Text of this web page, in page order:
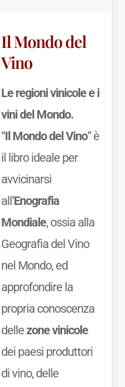
Il Mondo del
Vino
Le regioni vinicole e i
vini del Mondo.
“Il Mondo del Vino” è
il libro ideale per
avvicinarsi
all’Enografia
Mondiale, ossia alla
Geografia del Vino
nel Mondo, ed
approfondire la
propria conoscenza
dellezone vinicole
dei paesi produttori
di vino, delle